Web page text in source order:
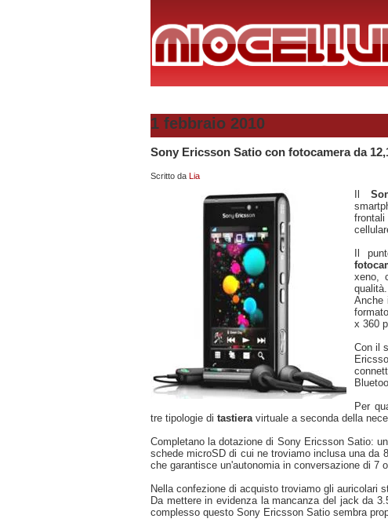
1 febbraio 2010
Sony Ericsson Satio con fotocamera da
Scritto da Lia
Il
Il
xeno,
qualità.
Anche
x 360
Con il
Per
tre tipologie di tastiera virtuale a seconda della
Completano la dotazione di Sony Ericsson Satio:
schede microSD di cui ne troviamo inclusa una da
che garantisce un'autonomia in conversazione di 7
Nella confezione di acquisto troviamo gli auricolari
Da mettere in evidenza la mancanza del jack da
complesso questo Sony Ericsson Satio sembra